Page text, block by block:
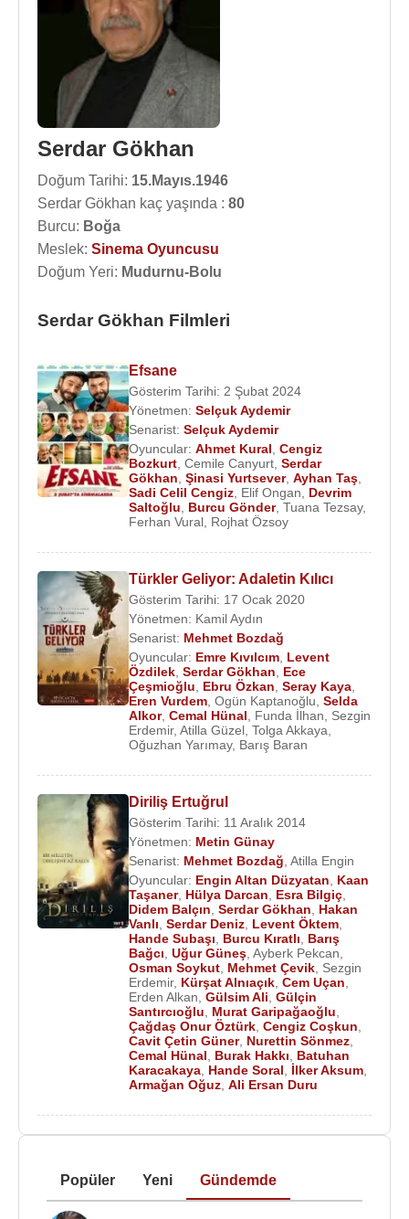
Serdar Gökhan
Doğum Tarihi: 15.Mayıs.1946
Serdar Gökhan kaç yaşında : 80
Burcu: Boğa
Meslek: Sinema Oyuncusu
Doğum Yeri: Mudurnu-Bolu
Serdar Gökhan Filmleri
Efsane
Gösterim Tarihi: 2 Şubat 2024
Yönetmen: Selçuk Aydemir
Senarist: Selçuk Aydemir
Oyuncular: Ahmet Kural Cengiz
Bozkurt Cemile Canyurt Serdar
Gökhan Şinasi Yurtsever, Ayhan Taş
Sadi Celil Cengiz Elif Ongan
Devrim
Saltoğlu
Burcu Gönder, Tuana Tezsay,
Ferhan Vural Rojhat Özsoy
Türkler Geliyor: Adaletin Kılıcı
Gösterim Tarihi: 17 Ocak 2020
Yönetmen: Kamil Aydın
Senarist: Mehmet Bozdağ
Oyuncular: Emre Kıvılcım Levent
Özdilek Serdar Gökhan
Ece
Çeşmioğlu
Ebru Özkan Seray Kaya
Eren Vurdem Ogün Kaptanoğlu Selda
Alkor, Cemal Hünal Funda İlhan
Sezgin
Erdemir, Atilla Güzel Tolga Akkaya
Oğuzhan Yarımay, Barış Baran
Diriliş Ertuğrul
Gösterim Tarihi: 11 Aralık 2014
Yönetmen: Metin Günay
Senarist: Mehmet Bozdağ Atilla Engin
Oyuncular: Engin Altan Düzyatan
Kaan
Taşaner, Hülya Darcan Esra Bilgiç
Didem Balçın Serdar Gökhan
Hakan
Vanlı Serdar Deniz Levent Öktem
Hande Subaşı
Burcu Kıratlı
Barış
Bağcı Uğur Güneş Ayberk Pekcan
Osman Soykut Mehmet Çevik Sezgin
Erdemir, Kürşat Alnıaçık Cem Uçan
Erden Alkan Gülsim Ali Gülçin
Santırcıoğlu
Murat Garipağaoğlu
Çağdaş Onur Öztürk Cengiz Coşkun
Cavit Çetin Güner, Nurettin Sönmez
Cemal Hünal
Burak Hakkı
Batuhan
Karacakaya Hande Soral İlker Aksum
Armağan Oğuz Ali Ersan Duru
Popüler Yeni Gündemde